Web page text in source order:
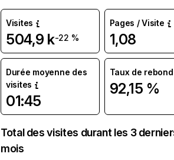
Visites
504,9 k-22 %
Pages / Visite
1,08
Durée moyenne des
visites
01:45
Taux de rebond
92,15 %
Total des visites durant les 3
mois